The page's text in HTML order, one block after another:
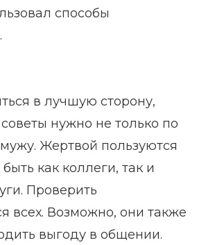
способы
в лучшую сторону,
нужно не только по
Жертвой пользуются
как коллеги, так и
Проверить
всех. Возможно, они также
выгоду в общении.